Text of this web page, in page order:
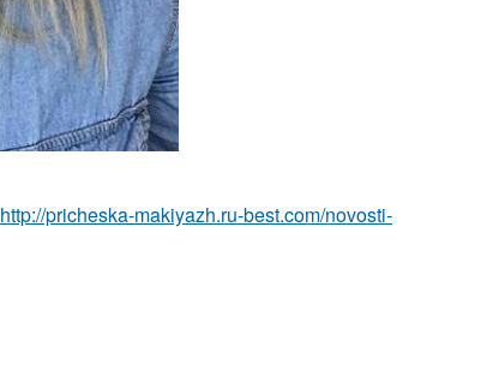
http://pricheska-makiyazh.ru-best.com/novosti-